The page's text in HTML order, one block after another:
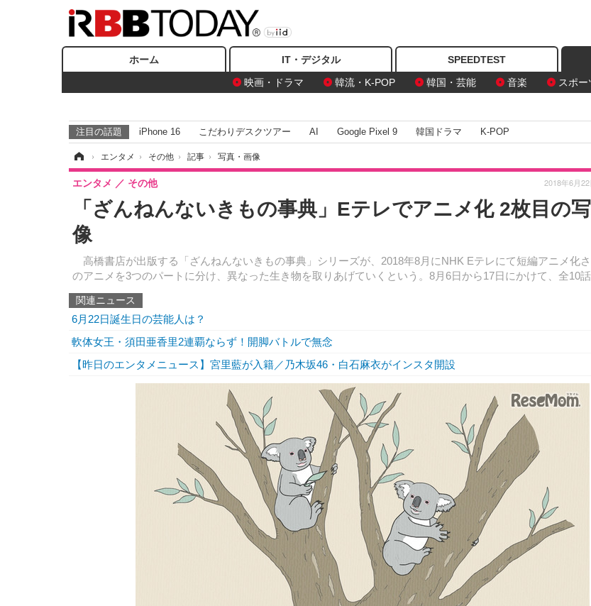
ホーム IT・デジタル SPEEDTEST
映画・ドラマ
韓流・K-POP 韓国・芸能 音楽 スポー
注目の話題 iPhone 16 こだわりデスクツアー AI Google Pixel 9 韓国ドラマ K-POP
› エンタメ › その他 › 記事 › 写真・画像
「ざんねんないきもの事典」Eテレでアニメ化 2枚目の
像
高橋書店が出版する「ざんねんないきもの事典」シリーズが、2018年8月にNHK Eテレにて短編アニメ化
のアニメを3つのパートに分け、異なった生き物を取りあげていくという。8月6日から17日にかけて、全10話
エンタメ その他 2018年6月
関連ニュース
6月22日誕生日の芸能人は？
軟体女王・須田亜香里2連覇ならず！開脚バトルで無念
【昨日のエンタメニュース】宮里藍が入籍／乃木坂46・白石麻衣がインスタ開設